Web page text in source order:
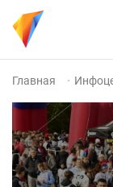
Главная